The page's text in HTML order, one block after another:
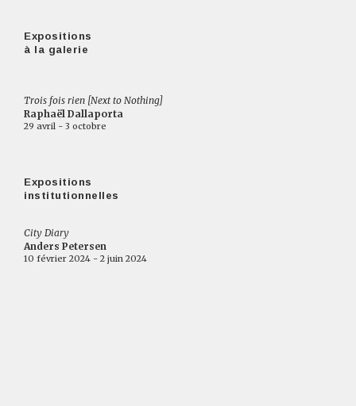
Expositions
à la galerie
Trois fois rien [Next to Nothing]
Raphaël Dallaporta
29 avril - 3 octobre
Expositions
institutionnelles
City Diary
Anders Petersen
10 février 2024 - 2 juin 2024